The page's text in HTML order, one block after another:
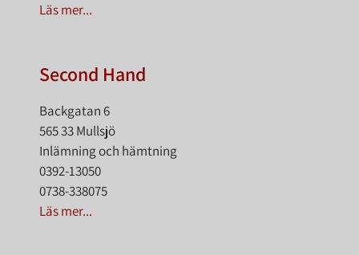
Läs mer...
Second Hand
Backgatan 6
565 33 Mullsjö
Inlämning och hämtning
0392-13050
0738-338075
Läs mer...